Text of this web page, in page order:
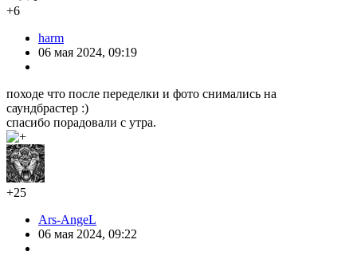
+6
harm
06 мая 2024, 09:19
походе что после переделки и фото снимались на
саундбрастер :)
спасибо порадовали с утра.
+25
Ars-AngeL
06 мая 2024, 09:22